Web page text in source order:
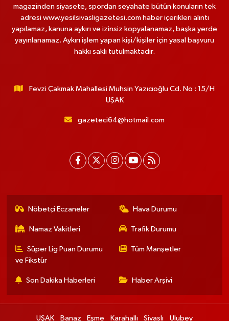
magazinden siyasete, spordan seyahate bütün konuların tek
adresi www.yesilsivasligazetesi.com haber içerikleri alıntı
yapılamaz, kanuna aykırı ve izinsiz kopyalanamaz, başka yerde
yayınlanamaz. Aykırı işlem yapan kişi/kişiler için yasal başvuru
hakkı saklı tutulmaktadır.
Fevzi Çakmak Mahallesi Muhsin Yazıcıoğlu Cd. No : 15/H
UŞAK
gazeteci64@hotmail.com
Nöbetçi Eczaneler Hava Durumu
Namaz Vakitleri Trafik Durumu
Süper Lig Puan Durumu
ve Fikstür
Tüm Manşetler
Son Dakika Haberleri Haber Arşivi
UŞAK Banaz Eşme Karahallı Sivaslı Ulubey